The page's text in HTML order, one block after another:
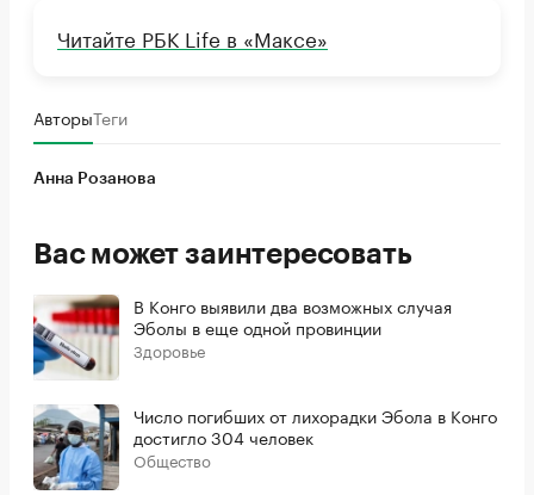
Читайте РБК Life в «Максе»
АвторыТеги
Анна Розанова
Вас может заинтересовать
В Конго выявили два возможных случая
Эболы в еще одной провинции
Здоровье
Число погибших от лихорадки Эбола в Конго
достигло 304 человек
Общество